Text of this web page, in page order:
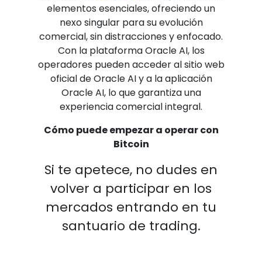
elementos esenciales, ofreciendo un
nexo singular para su evolución
comercial, sin distracciones y enfocado.
Con la plataforma Oracle AI, los
operadores pueden acceder al sitio web
oficial de Oracle AI y a la aplicación
Oracle AI, lo que garantiza una
experiencia comercial integral.
Cómo puede empezar a operar con
Bitcoin
Si te apetece, no dudes en
volver a participar en los
mercados entrando en tu
santuario de trading.